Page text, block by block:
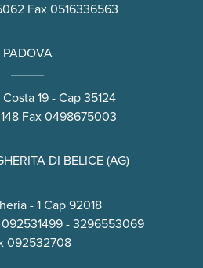
Fax 0516336563
PADOVA
19 - Cap 35124
Fax 0498675003
DI BELICE (AG)
- 1 Cap 92018
092531499- 3296553069
092532708